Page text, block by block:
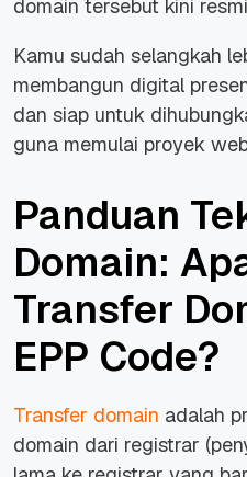
domain tersebut kini
Kamu sudah selangkah
membangun digital
dan siap untuk
guna memulai proyek
Panduan
Domain:
Transfer
EPP Code?
Transfer domain adalah
domain dari registrar